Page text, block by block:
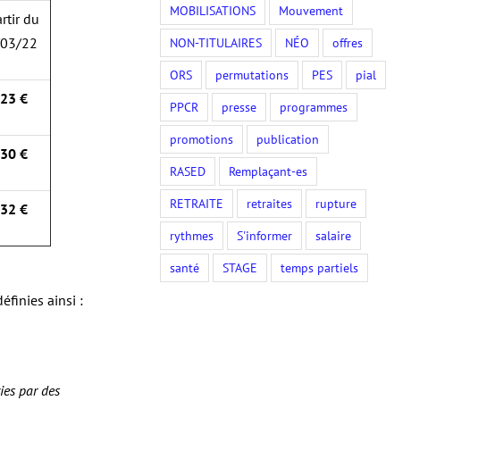
du
22
€
€
€
ainsi :
par des
MOBILISATIONS
Mouvement
NON-TITULAIRES
NÉO
offres
ORS
permutations PES
pial
PPCR
presse
programmes
promotions
publication
RASED
Remplaçant-es
RETRAITE
retraites
rupture
rythmes
S'informer
salaire
santé
STAGE temps partiels